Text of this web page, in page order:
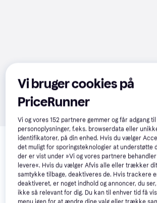
Relaterede produkter
Se vores forslag til andre produkter, der
interesser. Vis alle
Vi bruger cookies på
PriceRunner
Vi og vores152 partnere gemmer og får adgang til
personoplysninger, f.eks. browserdata eller
identifikatorer, på din enhed. Hvis du vælger
det muligt for sporingsteknologier at understøtte
der er vist under »Vi og vores partnere
levere«. Hvis du vælger Afvis alle eller trækker dit
samtykke tilbage, deaktiveres de. Hvis trackere
deaktiveret, er noget indhold og annoncer, du
ikke så relevant for dig. Du kan til enhver tid få